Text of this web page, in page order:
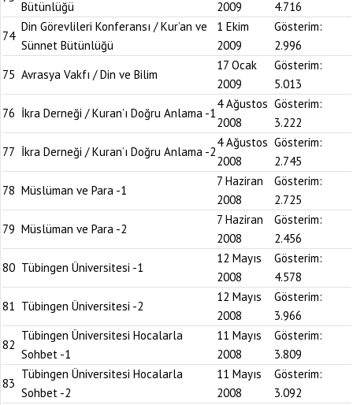
Bütünlüğü
2009
4.716
74
Din Görevlileri Konferansı / Kur’an ve
Sünnet Bütünlüğü
1 Ekim
2009
Gösterim:
2.996
75 Avrasya Vakfı / Din ve Bilim
17 Ocak
2009
Gösterim:
5.013
76 İkra Derneği / Kuran’ı Doğru Anlama -1
4 Ağustos
2008
Gösterim:
3.222
77 İkra Derneği / Kuran’ı Doğru Anlama -2
4 Ağustos
2008
Gösterim:
2.745
78 Müslüman ve Para -1
7 Haziran
2008
Gösterim:
2.725
79 Müslüman ve Para -2
7 Haziran
2008
Gösterim:
2.456
80 Tübingen Üniversitesi -1
12 Mayıs
2008
Gösterim:
4.578
81 Tübingen Üniversitesi -2
12 Mayıs
2008
Gösterim:
3.966
82
Tübingen Üniversitesi Hocalarla
Sohbet -1
11 Mayıs
2008
Gösterim:
3.809
83
Tübingen Üniversitesi Hocalarla
Sohbet -2
11 Mayıs
2008
Gösterim:
3.092